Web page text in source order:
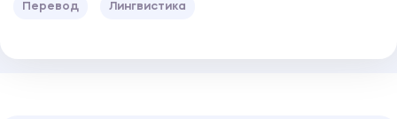
Перевод Лингвистика